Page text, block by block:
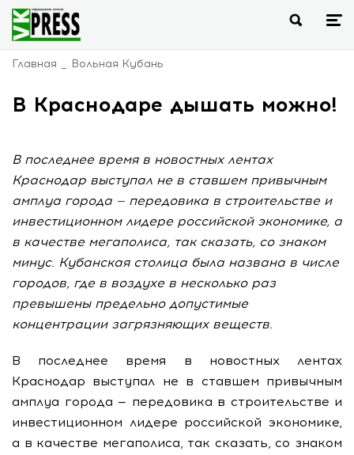
Главная Вольная Кубань
В Краснодаре дышать можно!
В последнее время в новостных лентах
Краснодар выступал не в ставшем привычным
амплуа города — передовика в строительстве и
инвестиционном лидере российской экономике, а
в качестве мегаполиса, так сказать, со знаком
минус. Кубанская столица была названа в числе
городов, где в воздухе в несколько раз
превышены предельно допустимые
концентрации загрязняющих веществ.
В последнее время в новостных лентах
Краснодар выступал не в ставшем привычным
амплуа города — передовика в строительстве и
инвестиционном лидере российской экономике,
а в качестве мегаполиса, так сказать, со знаком